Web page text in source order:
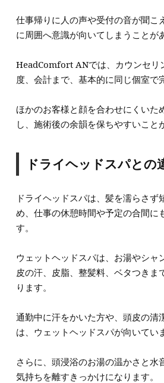
仕事帰りに人の声や受付の音が聞こ
に周囲へ意識が向いてしまうことが
HeadComfort ANでは、カウンセリ
度、会計まで、基本的に同じ個室で
ほかのお客様と顔を合わせにくいた
し、施術後の余韻を保ちやすいこと
ドライヘッドスパとの
ドライヘッドスパは、髪を濡らさず
め、仕事の休憩時間や予定の合間に
す。
ウェットヘッドスパは、お湯やシャ
皮の汗、皮脂、整髪料、ベタつきま
ります。
通勤中に汗をかいた方や、頭皮の清
は、ウェットヘッドスパが向いてい
さらに、頭浸浴のお湯の温かさと水
気持ちを離すきっかけになります。